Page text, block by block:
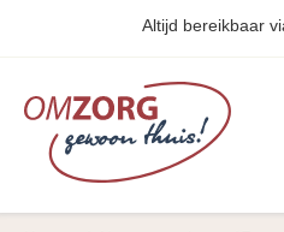
Altijd bereikbaar